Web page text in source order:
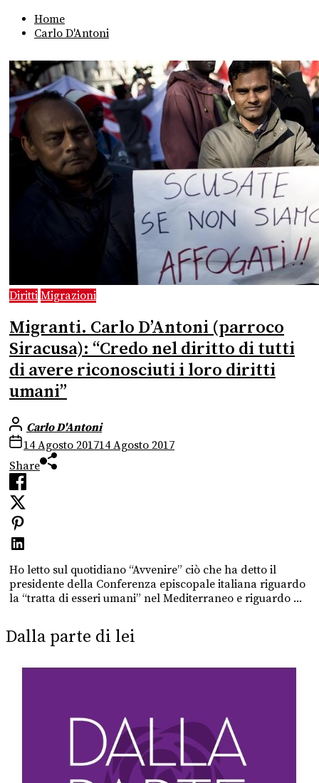
Home
Carlo D'Antoni
Diritti Migrazioni
Migranti. Carlo D’Antoni (parroco
Siracusa): “Credo nel diritto di tutti
di avere riconosciuti i loro diritti
umani”
Carlo D'Antoni
14 Agosto 201714 Agosto 2017
Share
Ho letto sul quotidiano “Avvenire” ciò che ha detto il
presidente della Conferenza episcopale italiana riguardo
la “tratta di esseri umani” nel Mediterraneo e riguardo ...
Dalla parte di lei